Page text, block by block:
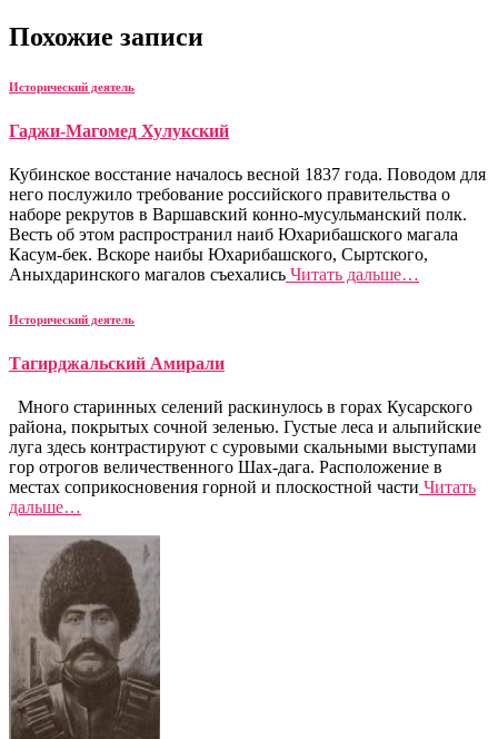
Похожие записи
Исторический деятель
Гаджи-Магомед Хулукский
Кубинское восстание началось весной 1837 года. Поводом для
него послужило требование российского правительства о
наборе рекрутов в Варшавский конно-мусульманский полк.
Весть об этом распространил наиб Юхарибашского магала
Касум-бек. Вскоре наибы Юхарибашского, Сыртского,
Аныхдаринского магалов съехались Читать дальше…
Исторический деятель
Тагирджальский Амирали
Много старинных селений раскинулось в горах Кусарского
района, покрытых сочной зеленью. Густые леса и альпийские
луга здесь контрастируют с суровыми скальными выступами
гор отрогов величественного Шах-дага. Расположение в
местах соприкосновения горной и плоскостной части Читать
дальше…